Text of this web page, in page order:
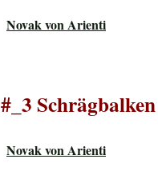
Novak von Arienti
#_3
Novak von Arienti